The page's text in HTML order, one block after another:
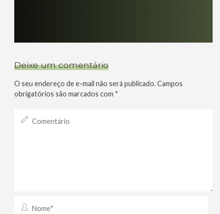
Deixe um comentário
O seu endereço de e-mail não será publicado. Campos
obrigatórios são marcados com *